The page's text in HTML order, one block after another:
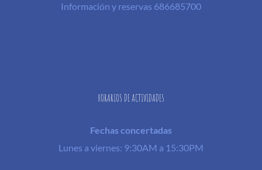
Información y reservas 686685700
HORARIOS DE ACTIVIDADES
Fechas concertadas
Lunes a viernes: 9:30AM a 15:30PM